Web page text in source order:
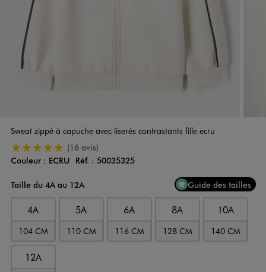
Sweat zippé à capuche avec liserés contrastants fille ecru
5/5 de moyenne(16 avis)
Couleur
Couleur : ECRU Réf. : 50035325
Taille du 4A au 12A
Guide des tailles
4A
104 CM
5A
110 CM
6A
116 CM
8A
128 CM
10A
140 CM
12A